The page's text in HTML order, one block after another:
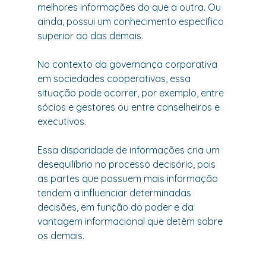
melhores informações do que a outra. Ou
ainda, possui um conhecimento específico
superior ao das demais.
No contexto da governança corporativa
em sociedades cooperativas, essa
situação pode ocorrer, por exemplo, entre
sócios e gestores ou entre conselheiros e
executivos.
Essa disparidade de informações cria um
desequilíbrio no processo decisório, pois
as partes que possuem mais informação
tendem a influenciar determinadas
decisões, em função do poder e da
vantagem informacional que detêm sobre
os demais.